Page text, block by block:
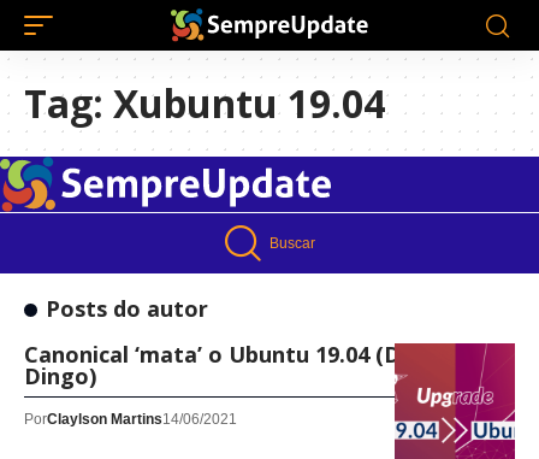
Tag: Xubuntu 19.04
Buscar
Posts do autor
Canonical ‘mata’ o Ubuntu 19.04 (Disco
Dingo)
PorClaylson Martins14/06/2021